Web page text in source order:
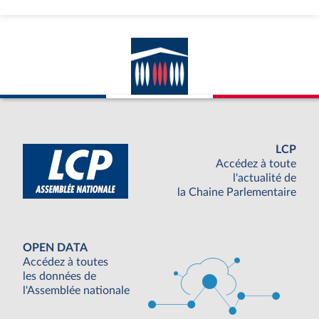
LCP
Accédez à toute
l'actualité de
la Chaine Parlementaire
OPEN DATA
Accédez à toutes
les données de
l'Assemblée nationale